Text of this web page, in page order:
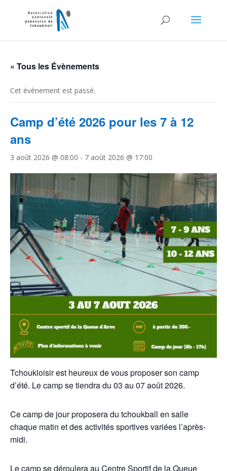
« Tous les Évènements
Cet évènement est passé.
Camp d’été 2026 pour les 7 à 12
ans
3 août 2026 @ 08:00 - 7 août 2026 @ 17:00
Tchoukloisir est heureux de vous proposer son camp
d’été. Le camp se tiendra du 03 au 07 août 2026.
Ce camp de jour proposera du tchoukball en salle
chaque matin et des activités sportives variées l’après-
midi.
Le camp se déroulera au Centre Sportif de la Queue